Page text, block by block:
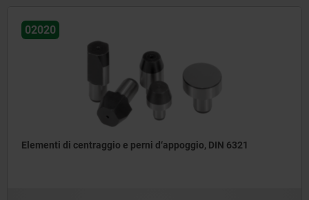
02020
Elementi di centraggio e perni d‘appoggio, DIN 6321